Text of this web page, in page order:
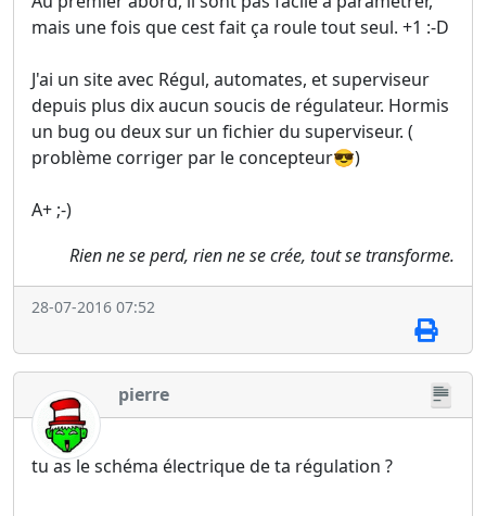
mais une fois que cest fait ça roule tout seul. +1 :-D
J'ai un site avec Régul, automates, et superviseur
depuis plus dix aucun soucis de régulateur. Hormis
un bug ou deux sur un fichier du superviseur. (
problème corriger par le concepteur😎)
A+ ;-)
Rien ne se perd, rien ne se crée, tout se transforme.
28-07-2016 07:52
pierre
tu as le schéma électrique de ta régulation ?